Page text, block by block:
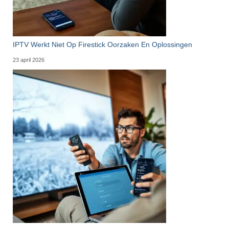
IPTV Werkt Niet Op Firestick Oorzaken En Oplossingen
23 april 2026